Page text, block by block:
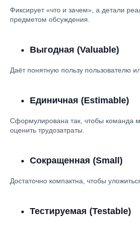
Фиксирует «что и зачем», а детали
предметом обсуждения.
Выгодная (Valuable)
Даёт понятную пользу пользователю
Единичная (Estimable)
Сформулирована так, чтобы команда
оценить трудозатраты.
Сокращенная (Small)
Достаточно компактна, чтобы
Тестируемая (Testable)